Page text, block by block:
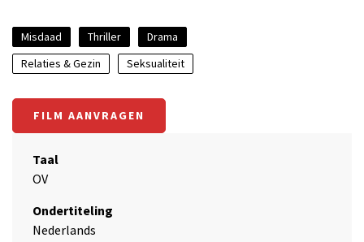
Misdaad Thriller
Drama
Relaties & Gezin
Seksualiteit
FILM AANVRAGEN
Taal
OV
Ondertiteling
Nederlands